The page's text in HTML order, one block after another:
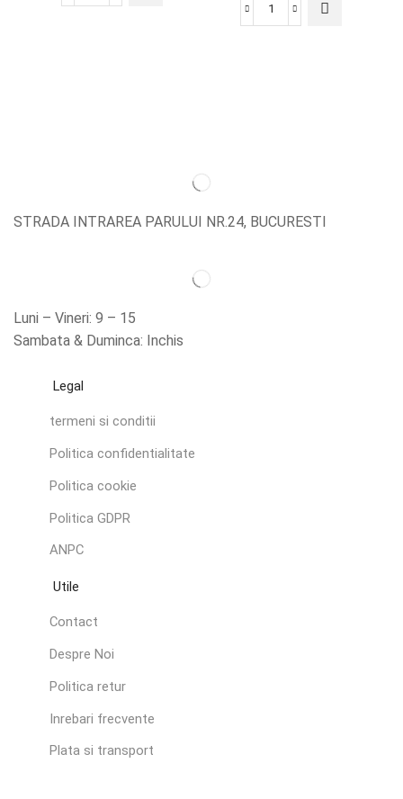
STRADA INTRAREA PARULUI NR.24, BUCURESTI
Luni – Vineri: 9 – 15
Sambata & Duminca: Inchis
Legal
termeni si conditii
Politica confidentialitate
Politica cookie
Politica GDPR
ANPC
Utile
Contact
Despre Noi
Politica retur
Inrebari frecvente
Plata si transport